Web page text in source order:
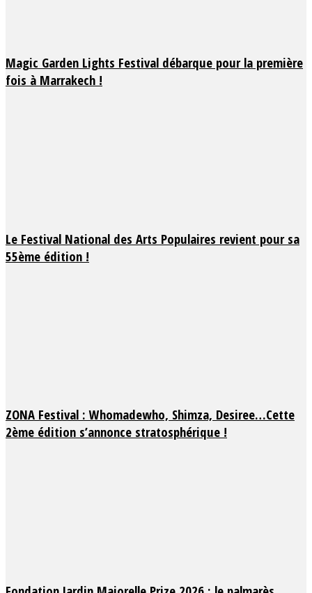
Magic Garden Lights Festival débarque pour la première
fois à Marrakech !
Le Festival National des Arts Populaires revient pour sa
55ème édition !
ZONA Festival : Whomadewho, Shimza, Desiree…Cette
2ème édition s’annonce stratosphérique !